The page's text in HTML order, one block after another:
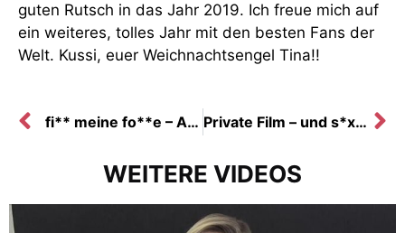
guten Rutsch in das Jahr 2019. Ich freue mich auf
ein weiteres, tolles Jahr mit den besten Fans der
Welt. Kussi, euer Weichnachtsengel Tina!!
fi** meine fo**e – Aber mach schnell….. Private Film – und s*xparty I 2 fo**en für 3 schwä**e
WEITERE VIDEOS